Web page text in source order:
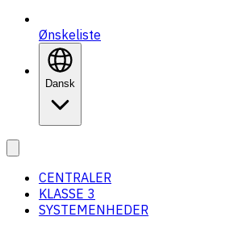
Ønskeliste
Dansk
CENTRALER
KLASSE 3
SYSTEMENHEDER